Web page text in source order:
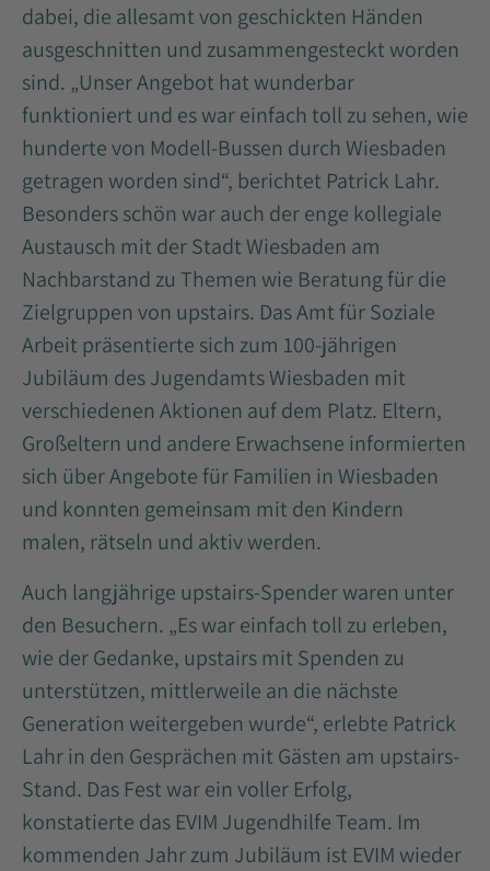
dabei, die allesamt von geschickten Händen
ausgeschnitten und zusammengesteckt worden
sind. „Unser Angebot hat wunderbar
funktioniert und es war einfach toll zu sehen, wie
hunderte von Modell-Bussen durch Wiesbaden
getragen worden sind“, berichtet Patrick Lahr.
Besonders schön war auch der enge kollegiale
Austausch mit der Stadt Wiesbaden am
Nachbarstand zu Themen wie Beratung für die
Zielgruppen von upstairs. Das Amt für Soziale
Arbeit präsentierte sich zum 100-jährigen
Jubiläum des Jugendamts Wiesbaden mit
verschiedenen Aktionen auf dem Platz. Eltern,
Großeltern und andere Erwachsene informierten
sich über Angebote für Familien in Wiesbaden
und konnten gemeinsam mit den Kindern
malen, rätseln und aktiv werden.
Auch langjährige upstairs-Spender waren unter
den Besuchern. „Es war einfach toll zu erleben,
wie der Gedanke, upstairs mit Spenden zu
unterstützen, mittlerweile an die nächste
Generation weitergeben wurde“, erlebte Patrick
Lahr in den Gesprächen mit Gästen am upstairs-
Stand. Das Fest war ein voller Erfolg,
konstatierte das EVIM Jugendhilfe Team. Im
kommenden Jahr zum Jubiläum ist EVIM wieder